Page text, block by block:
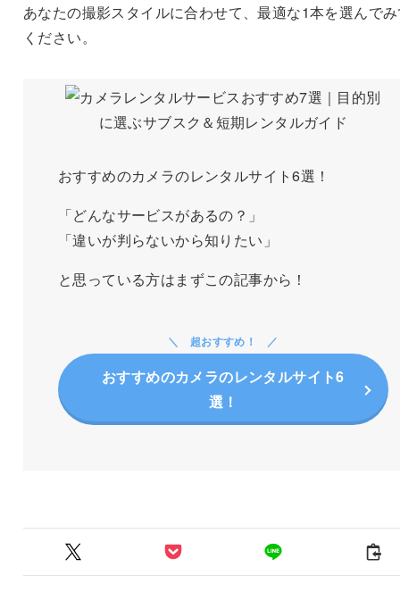
あなたの撮影スタイルに合わせて、最適な1本を選んで
ください。
おすすめのカメラのレンタルサイト6選！
「どんなサービスがあるの？」
「違いが判らないから知りたい」
と思っている方はまずこの記事から！
超おすすめ！
おすすめのカメラのレンタルサイト6
選！